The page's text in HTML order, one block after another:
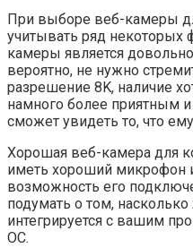
При выборе веб-камеры
учитывать ряд некоторых
камеры является
вероятно, не нужно
разрешение 8K, наличие
намного более приятным
сможет увидеть то, что
Хорошая веб-камера для
иметь хороший микрофон
возможность его
подумать о том,
интегрируется с вашим
ОС.